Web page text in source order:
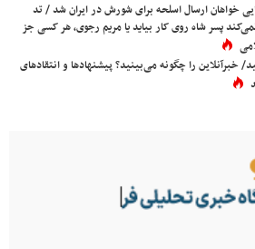
خواهان ارسال اسلحه برای شورش در ایران شد / تد
پسر شاه روی کار بیاید یا مریم رجوی، هر کسی جز
خبرآنلاین را چگونه می‌بینید؟ پیشنهادها و انتقادهای